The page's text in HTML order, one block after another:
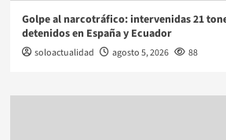
Golpe al narcotráfico: intervenidas 21
detenidos en España y Ecuador
soloactualidad agosto 5, 2026 88